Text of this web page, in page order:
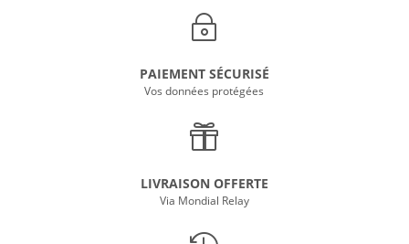
~
PAIEMENT SÉCURISÉ
Vos données protégées

LIVRAISON OFFERTE
Via Mondial Relay